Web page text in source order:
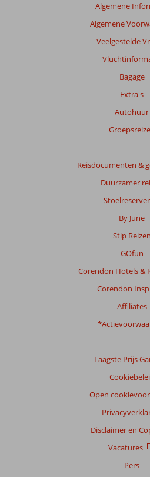
beoordelingen
Algemene
Algemene
Veelgestelde
Bagage
Extra's
Autohuur
Reisdocumenten &
Duurzamer
By June
Stip Reizen
GOfun
Corendon Hotels &
Corendon
Affiliates
Laagste Prijs
Open
Disclaimer en
Vacatures
Pers